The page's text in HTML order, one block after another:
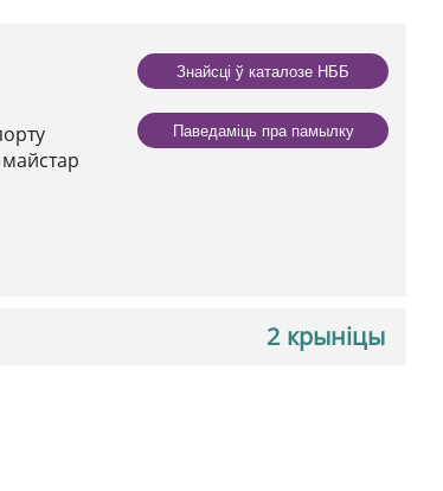
Знайсці ў каталозе НББ
Паведаміць пра памылку
2 крыніцы